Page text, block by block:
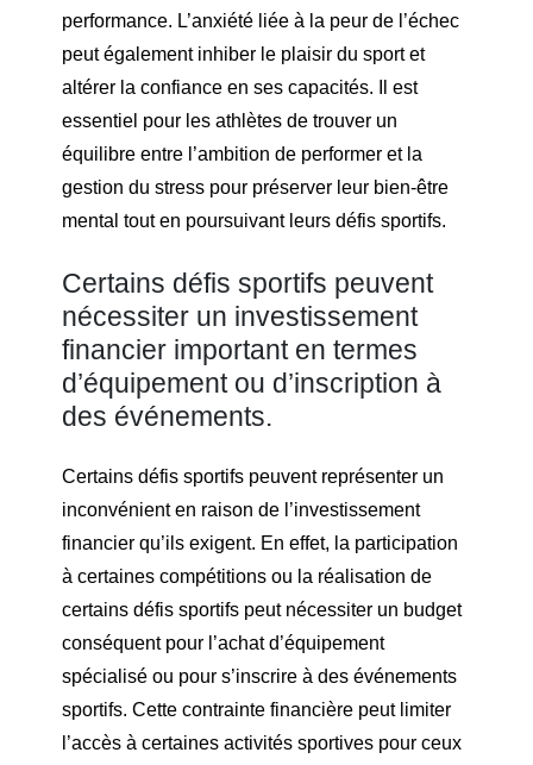
performance. L’anxiété liée à la peur de l’échec
peut également inhiber le plaisir du sport et
altérer la confiance en ses capacités. Il est
essentiel pour les athlètes de trouver un
équilibre entre l’ambition de performer et la
gestion du stress pour préserver leur bien-être
mental tout en poursuivant leurs défis sportifs.
Certains défis sportifs peuvent
nécessiter un investissement
financier important en termes
d’équipement ou d’inscription à
des événements.
Certains défis sportifs peuvent représenter un
inconvénient en raison de l’investissement
financier qu’ils exigent. En effet, la participation
à certaines compétitions ou la réalisation de
certains défis sportifs peut nécessiter un budget
conséquent pour l’achat d’équipement
spécialisé ou pour s’inscrire à des événements
sportifs. Cette contrainte financière peut limiter
l’accès à certaines activités sportives pour ceux